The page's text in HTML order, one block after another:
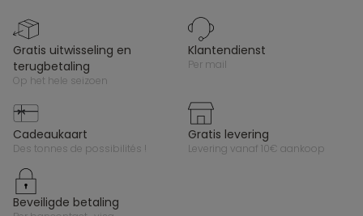
gratis uitwisseling en
terugbetaling
op het hele seizoen
klantendienst
per mail
cadeaukaart
des tonnes de possibilités !
gratis levering
levering vanaf 10€ aankoop
beveiligde betaling